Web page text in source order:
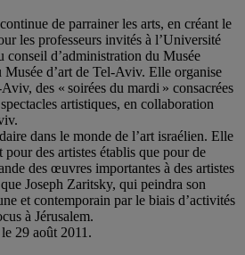
de parrainer les arts, en créant le
les professeurs invités à l’Université
conseil d’administration du Musée
Musée d’art de Tel-Aviv. Elle organise
des « soirées du mardi » consacrées
artistiques, en collaboration
dans le monde de l’art israélien. Elle
pour des artistes établis que pour de
des œuvres importantes à des artistes
Joseph Zaritsky, qui peindra son
et contemporain par le biais d’activités
à Jérusalem.
29 août 2011.